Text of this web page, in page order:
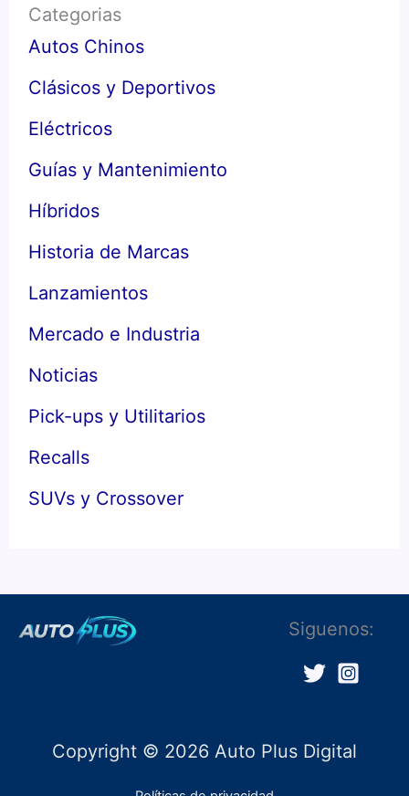
Categorias
Autos Chinos
Clásicos y Deportivos
Eléctricos
Guías y Mantenimiento
Híbridos
Historia de Marcas
Lanzamientos
Mercado e Industria
Noticias
Pick-ups y Utilitarios
Recalls
SUVs y Crossover
Siguenos:
Copyright © 2026 Auto Plus Digital